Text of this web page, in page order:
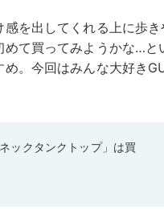
を出してくれる上に歩き
めて買ってみようかな…と
。今回はみんな大好き
ックタンクトップ」は買